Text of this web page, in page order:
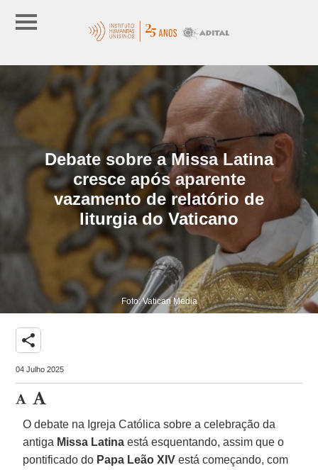
Debate sobre a Missa Latina
cresce após aparente
vazamento de relatório de
liturgia do Vaticano
Foto: Vatican Media
share
04 Julho 2025
O debate na Igreja Católica sobre a celebração da
antiga Missa Latina está esquentando, assim que o
pontificado do Papa Leão XIV está começando, com